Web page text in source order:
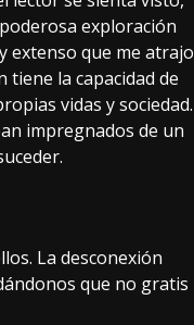
exploración
extenso que me atrajo
tiene la capacidad de
vidas y sociedad.
impregnados de un
La desconexión
que no gratis